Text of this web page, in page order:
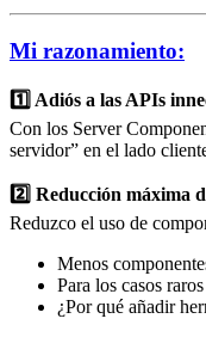
Mi razonamiento:
1️⃣ Adiós a las APIs
Con los Server
servidor” en el lado
2️⃣ Reducción máxima
Reduzco el uso de
Menos
Para los casos
¿Por qué añadir